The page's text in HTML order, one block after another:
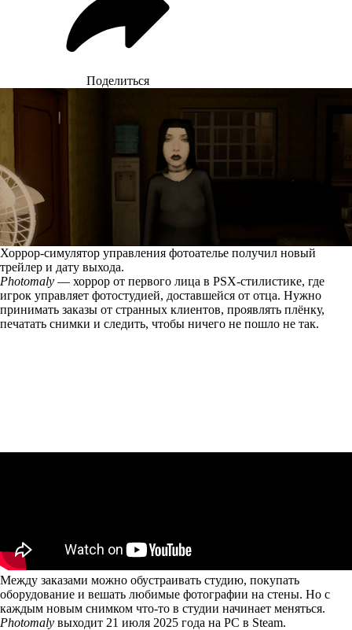
Поделиться
Хоррор-симулятор управления фотоателье получил новый
трейлер и дату выхода.
Photomaly — хоррор от первого лица в PSX-стилистике, где
игрок управляет фотостудией, доставшейся от отца. Нужно
принимать заказы от странных клиентов, проявлять плёнку,
печатать снимки и следить, чтобы ничего не пошло не так.
Между заказами можно обустраивать студию, покупать
оборудование и вешать любимые фотографии на стены. Но с
каждым новым снимком что-то в студии начинает меняться.
Photomaly выходит 21 июля 2025 года на PC в Steam.